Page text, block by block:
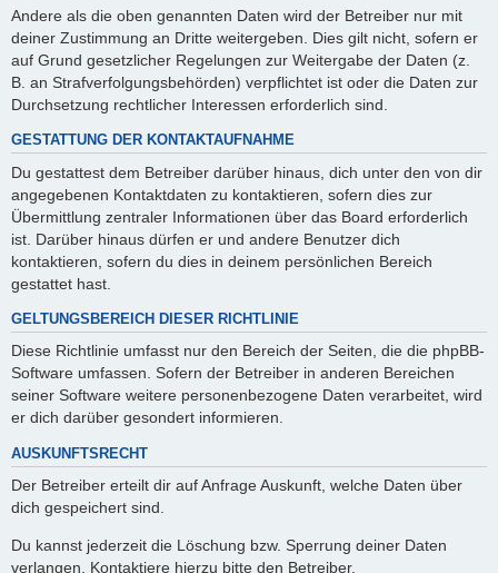
Andere als die oben genannten Daten wird der Betreiber nur mit
deiner Zustimmung an Dritte weitergeben. Dies gilt nicht, sofern er
auf Grund gesetzlicher Regelungen zur Weitergabe der Daten (z.
B. an Strafverfolgungsbehörden) verpflichtet ist oder die Daten zur
Durchsetzung rechtlicher Interessen erforderlich sind.
GESTATTUNG DER KONTAKTAUFNAHME
Du gestattest dem Betreiber darüber hinaus, dich unter den von dir
angegebenen Kontaktdaten zu kontaktieren, sofern dies zur
Übermittlung zentraler Informationen über das Board erforderlich
ist. Darüber hinaus dürfen er und andere Benutzer dich
kontaktieren, sofern du dies in deinem persönlichen Bereich
gestattet hast.
GELTUNGSBEREICH DIESER RICHTLINIE
Diese Richtlinie umfasst nur den Bereich der Seiten, die die phpBB-
Software umfassen. Sofern der Betreiber in anderen Bereichen
seiner Software weitere personenbezogene Daten verarbeitet, wird
er dich darüber gesondert informieren.
AUSKUNFTSRECHT
Der Betreiber erteilt dir auf Anfrage Auskunft, welche Daten über
dich gespeichert sind.
Du kannst jederzeit die Löschung bzw. Sperrung deiner Daten
verlangen. Kontaktiere hierzu bitte den Betreiber.